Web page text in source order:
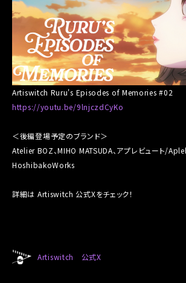
Artiswitch Ruru's Episodes of Memories #02
https://youtu.be/9lnjczdCyKo
＜後編登場予定のブランド＞
Atelier BOZ、MIHO MATSUDA、アプレビュート/
HoshibakoWorks
詳細は Artiswitch 公式Xをチェック！
Artiswitch 公式X